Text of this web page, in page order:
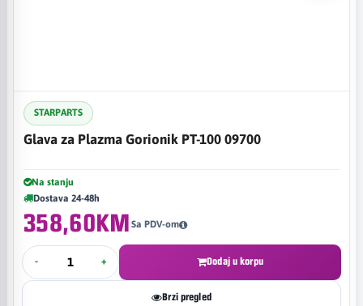
STARPARTS
Glava za Plazma Gorionik PT-100 09700
Na stanju
Dostava 24-48h
358,60KM Sa PDV-om
- + Dodaj u korpu
Brzi pregled